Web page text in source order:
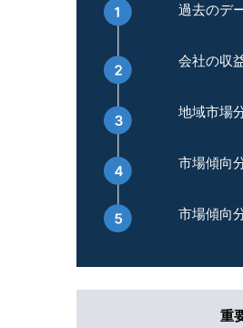
過去のデ
会社の収
地域市場
市場傾向
市場傾向
重